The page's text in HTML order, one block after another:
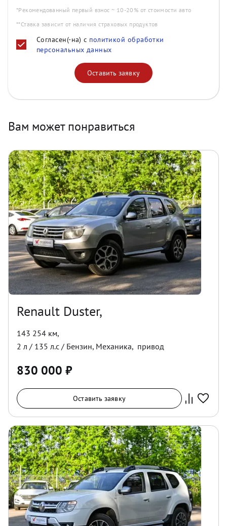
*Рекомендованный первый взнос ~ 10-20% от стоимости авто
**Ставка зависит от наличия страховых продуктов
Согласен(-на) с политикой обработки
персональных данных
Оставить заявку
Вам может понравиться
Renault Duster,
143 254 км,
2 л / 135 л.с / Бензин, Механика, привод
830 000 ₽
Оставить заявку